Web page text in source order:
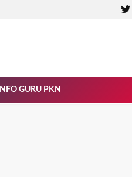
INFO GURU PKN